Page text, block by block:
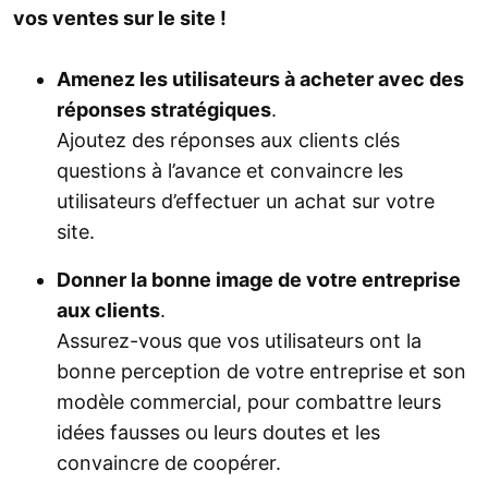
vos ventes sur le site !
Amenez les utilisateurs à acheter avec des
réponses stratégiques.
Ajoutez des réponses aux clients clés
questions à l’avance et convaincre les
utilisateurs d’effectuer un achat sur votre
site.
Donner la bonne image de votre entreprise
aux clients.
Assurez-vous que vos utilisateurs ont la
bonne perception de votre entreprise et son
modèle commercial, pour combattre leurs
idées fausses ou leurs doutes et les
convaincre de coopérer.